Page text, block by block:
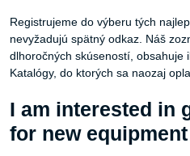
Registrujeme do výberu tých
nevyžadujú spätný odkaz. Náš
dlhoročných skúseností, obsahuje
Katalógy, do ktorých sa naozaj
I am interested in
for new